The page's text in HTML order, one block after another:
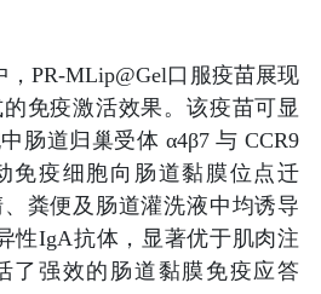
，PR-MLip@Gel口服疫苗展现
免疫激活效果。该疫苗可显
肠道归巢受体 α4β7 与 CCR9
免疫细胞向肠道黏膜位点迁
粪便及肠道灌洗液中均诱导
性IgA抗体，显著优于肌肉注
了强效的肠道黏膜免疫应答